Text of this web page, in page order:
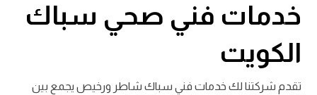
خدمات فني صحي سباك
الكويت
تقدم شركتنا لك خدمات فني سباك شاطر ورخيص يجمع بين